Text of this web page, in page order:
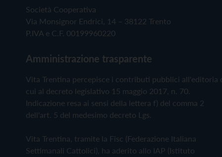
Società Cooperativa
Via Monsignor Endrici, 14 – 38122 Trento
P.IVA e C.F. 00199960220
Amministrazione trasparente
Vita Trentina percepisce i contributi pubblici all'editoria
cui al decreto legislativo 15 maggio 2017, n. 70.
Indicazione resa ai sensi della lettera f) del comma 2
dell'art. 5 del medesimo decreto Lgs.
Vita Trentina, tramite la Fisc (Federazione Italiana
Settimanali Cattolici), ha aderito allo IAP (Istituto